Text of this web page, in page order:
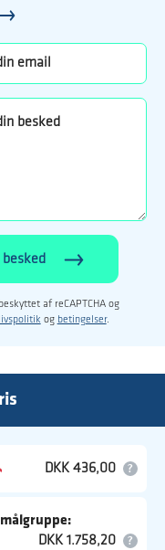
besked
af reCAPTCHA og
og betingelser.
DKK 436,00
DKK 1.758,20